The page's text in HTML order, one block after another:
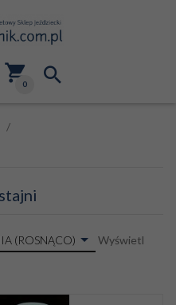
0
(ROSNĄCO)
Wyświetl